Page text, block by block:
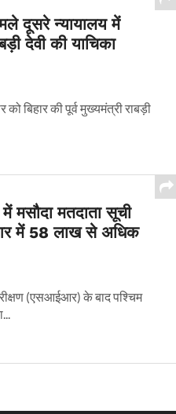
दूसरे न्यायालय में
देवी की याचिका
बिहार की पूर्व मुख्यमंत्री राबड़ी
मसौदा मतदाता सूची
में 58 लाख से अधिक
(एसआईआर) के बाद पश्चिम